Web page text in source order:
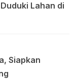
Lahan di
Siapkan